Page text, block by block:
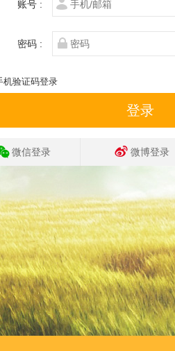
账号 :
密码 :
机验证码登录
登录
微信登录 微博登录